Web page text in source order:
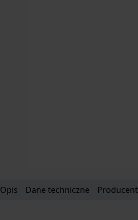
Opis Dane techniczne Producent